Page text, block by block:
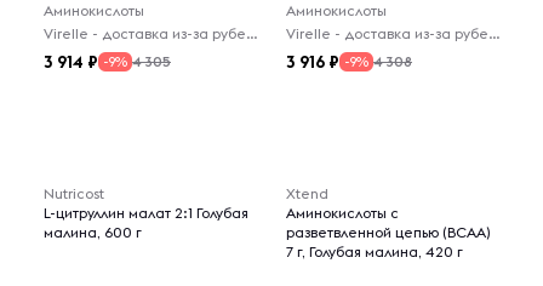
Аминокислоты
Virelle - доставка из-за рубежа
3 914 -9% 4 305
Аминокислоты
Virelle - доставка из-за рубежа
3 916 -9% 4 308
Nutricost
L-цитруллин малат 2:1 Голубая
малина, 600 г
Xtend
Аминокислоты с
разветвленной цепью (BCAA)
7 г, Голубая малина, 420 г